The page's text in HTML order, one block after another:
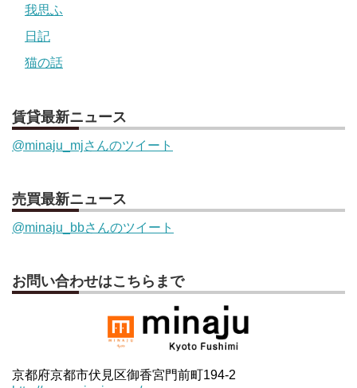
我思ふ
日記
猫の話
賃貸最新ニュース
@minaju_mjさんのツイート
売買最新ニュース
@minaju_bbさんのツイート
お問い合わせはこちらまで
京都府京都市伏見区御香宮門前町194-2